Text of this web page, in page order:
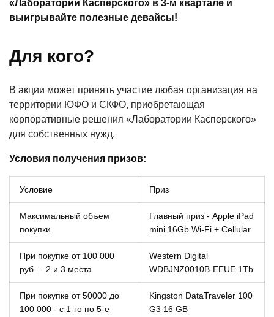
«Лаборатории Касперского» в 3-м квартале и
выигрывайте полезные девайсы!
Для кого?
В акции может принять участие любая организация на
территории ЮФО и СКФО, приобретающая
корпоративные решения «Лаборатории Касперского»
для собственных нужд.
Условия получения призов:
Условие Приз
Максимальный объем
покупки
Главный приз - Apple iPad
mini 16Gb Wi-Fi + Cellular
При покупке от 100 000
руб. – 2 и 3 места
Western Digital
WDBJNZ0010B-EEUE 1Tb
При покупке от 50000 до
100 000 - с 1-го по 5-е
Kingston DataTraveler 100
G3 16 GB